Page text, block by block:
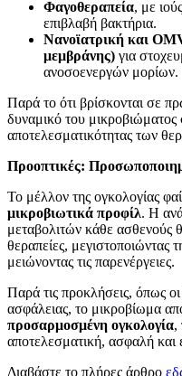
Φαγοθεραπεία, με
επιβλαβή βακτήρια.
Νανοϊατρική και
μεμβράνης) για
ανοσοενεργών μορίων.
Παρά το ότι βρίσκονται σε
δυναμικό του μικροβιώματος
αποτελεσματικότητας των
Προοπτικές:
Το μέλλον της ογκολογίας
μικροβιωτικά προφίλ. Η
μεταβολιτών κάθε ασθενούς
θεραπείες, μεγιστοποιώντας
μειώνοντας τις παρενέργειες.
Παρά τις προκλήσεις, όπως
ασφάλειας, το μικροβίωμα
προσαρμοσμένη ογκολογία,
αποτελεσματική, ασφαλή και
Διαβάστε το πλήρες άρθρο